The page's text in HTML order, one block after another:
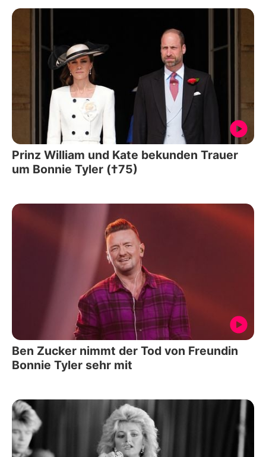
Prinz William und Kate bekunden Trauer
um Bonnie Tyler (†75)
Ben Zucker nimmt der Tod von Freundin
Bonnie Tyler sehr mit